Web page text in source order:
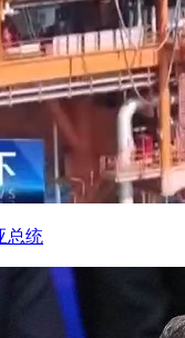
总统